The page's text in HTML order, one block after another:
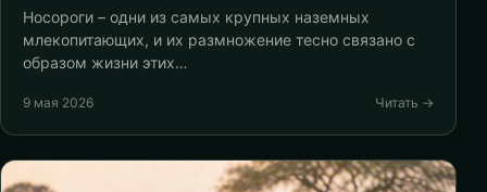
Носороги – одни из самых крупных наземных
млекопитающих, и их размножение тесно связано с
образом жизни этих…
9 мая 2026 Читать →